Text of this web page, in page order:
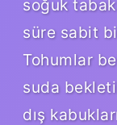
soğuk
süre sabit
Tohumlar
suda
dış